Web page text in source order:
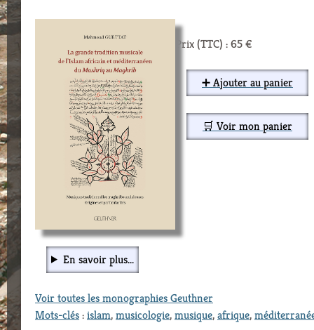
Prix (TTC) : 65 €
➕ Ajouter au panier
🛒 Voir mon panier
En savoir plus...
Voir toutes les monographies Geuthner
Mots-clés:islam,musicologie,musique,afrique,